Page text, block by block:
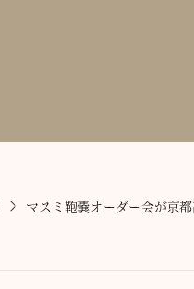
マスミ鞄嚢オーダー会が京